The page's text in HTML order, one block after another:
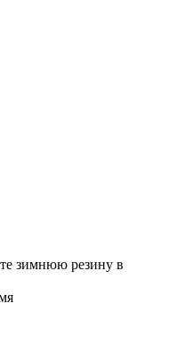
зимнюю резину в